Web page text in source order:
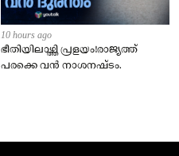
10 hours ago
ഭീതിയിലാഴ്ത്തി പ്രളയം!രാജ്യത്ത്
പരക്കെ വൻ നാശനഷ്ടം.